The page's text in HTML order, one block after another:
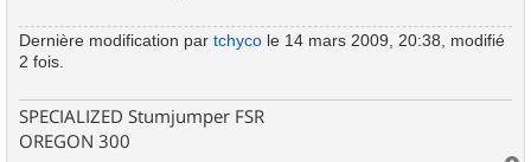
Dernière modification par tchyco le 14 mars 2009, 20:38, modifié
2 fois.
SPECIALIZED Stumjumper FSR
OREGON 300